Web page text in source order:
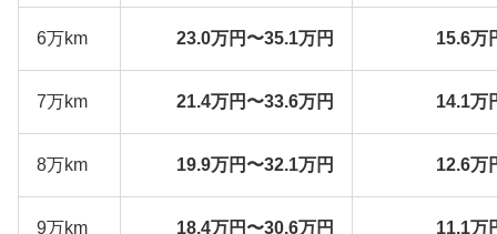
6万km 23.0万円〜35.1万円 15.6万
7万km 21.4万円〜33.6万円 14.1万
8万km 19.9万円〜32.1万円 12.6万
9万km 18.4万円〜30.6万円 11.1万